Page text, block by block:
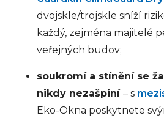
dvojskle/trojskle sníží
každý, zejména majitelé
veřejných budov;
soukromí a stínění se
nikdy nezašpiní – s
Eko-Okna poskytnete